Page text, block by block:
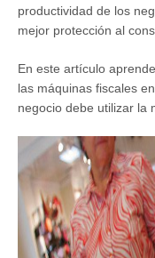
productividad de los
mejor protección al
En este artículo
las máquinas fiscales
negocio debe utilizar la